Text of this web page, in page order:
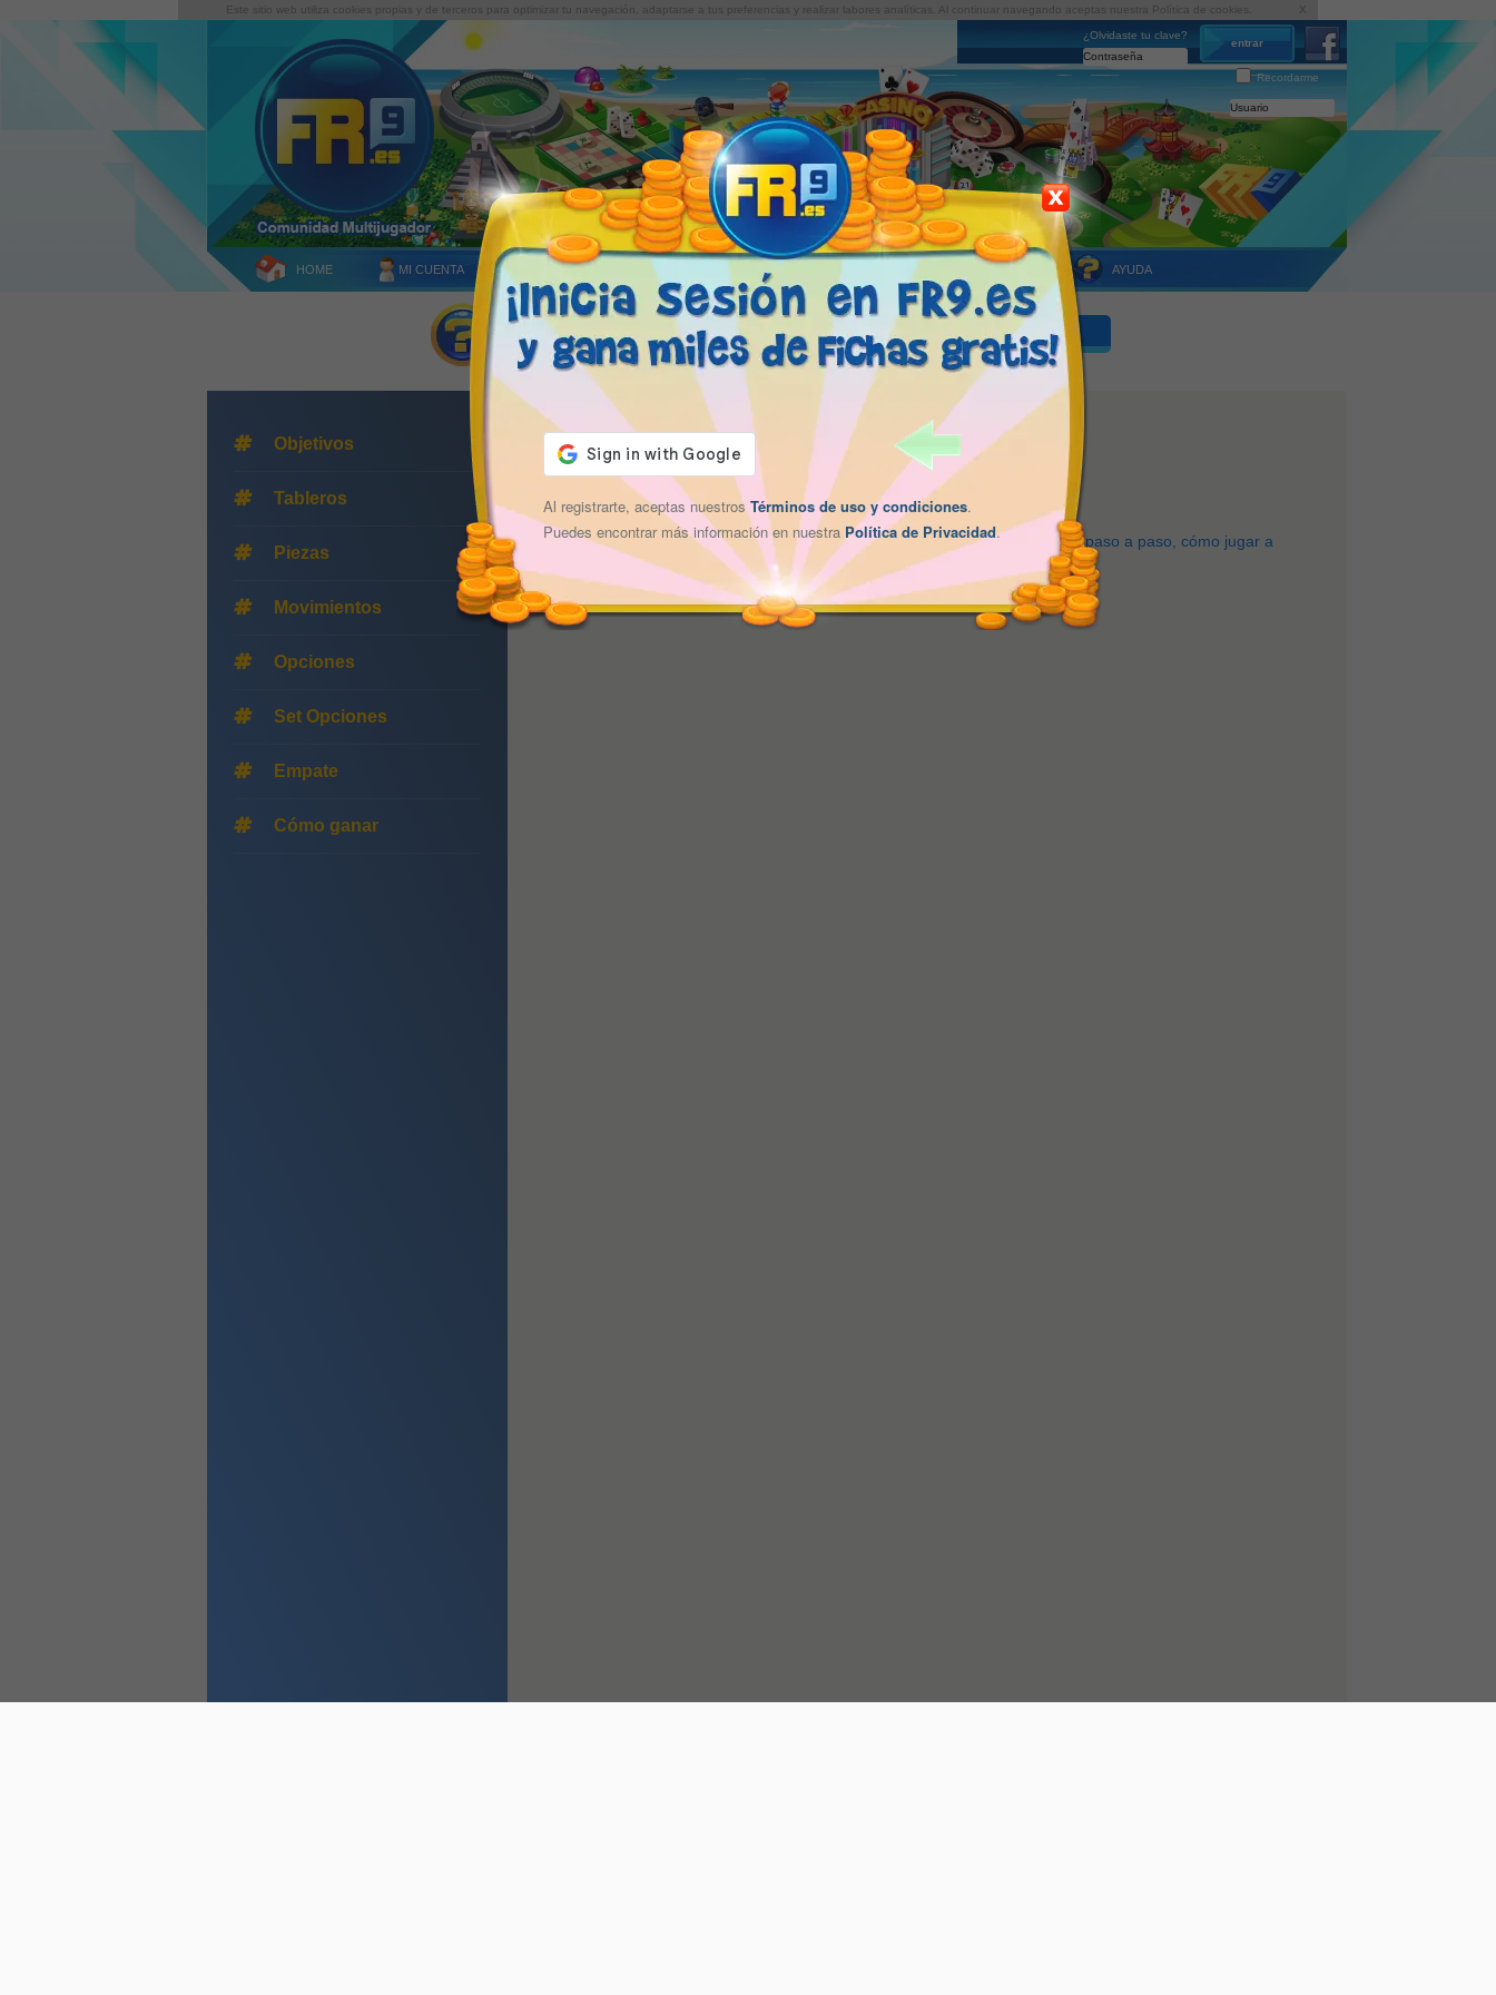
Este sitio web utiliza cookies propias y de terceros para optimizar tu navegación, adaptarse a tus preferencias y realizar labores analíticas. Al continuar navegando aceptas nuestra Política de cookies X
¿Olvidaste tu clave?
Recordarme
HOME MI CUENTA AMIGOS JUEGOS BLOG CLUB VIP AYUDA
Al registrarte, aceptas nuestrosTérminos de uso y condiciones.
Puedes encontrar más información en nuestra Política de Privacidad.
¿Cómo jugar a Damas? - Reglas del Damas
Objetivos
Tableros
Piezas
Movimientos
Opciones
Set Opciones
Empate
Cómo ganar
Tutorial del juego "Damas"
Bienvenido al tutorial online de Damas de Fr9.es, donde te enseñaremos, paso a paso, cómo jugar a
este apasionante juego de estrategia.